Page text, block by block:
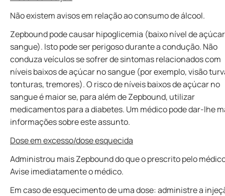
Não existem avisos em relação ao consumo de álcool.
Zepbound pode causar hipoglicemia (baixo nível de
sangue). Isto pode ser perigoso durante a condução. Não
conduza veículos se sofrer de sintomas relacionados com
níveis baixos de açúcar no sangue (por exemplo, visão
tonturas, tremores). O risco de níveis baixos de açúcar no
sangue é maior se, para além de Zepbound, utilizar
medicamentos para a diabetes. Um médico pode dar-lhe
informações sobre este assunto.
Dose em excesso/dose esquecida
Administrou mais Zepbound do que o prescrito pelo
Avise imediatamente o médico.
Em caso de esquecimento de uma dose: administre a